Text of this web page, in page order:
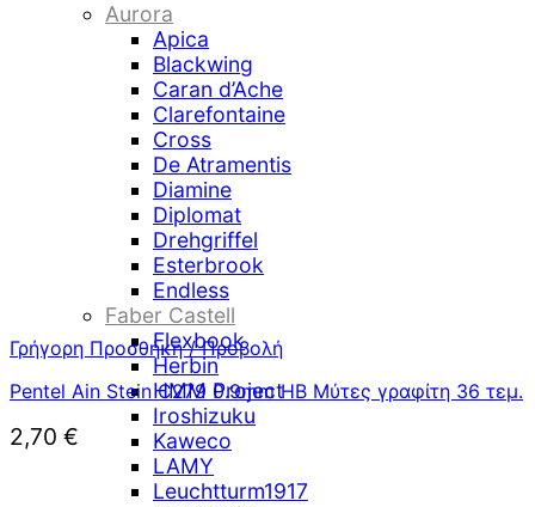
Aurora
Apica
Blackwing
Caran d’Ache
Clarefontaine
Cross
De Atramentis
Diamine
Diplomat
Drehgriffel
Esterbrook
Endless
Faber Castell
Flexbook
Herbin
HMM Project
Iroshizuku
Kaweco
LAMY
Leuchtturm1917
Γρήγορη Προσθήκη / Προβολή
Pentel Ain Stein C279 0.9mm HB Μύτες γραφίτη 36 τεμ.
2,70 €